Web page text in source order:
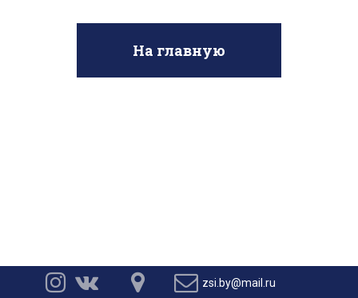
На главную
    zsi.by@mail.ru